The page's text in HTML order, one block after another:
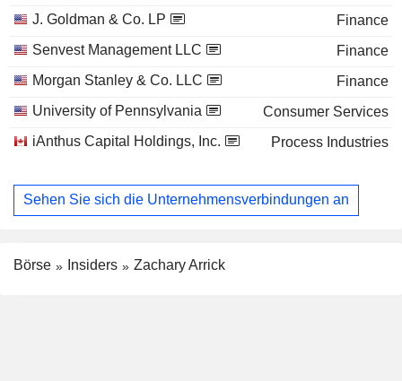
J. Goldman & Co. LP
Finance
Senvest Management LLC
Finance
Morgan Stanley & Co. LLC
Finance
University of Pennsylvania
Consumer Services
iAnthus Capital Holdings, Inc.
Process Industries
Sehen Sie sich die Unternehmensverbindungen an
Börse Insiders Zachary Arrick